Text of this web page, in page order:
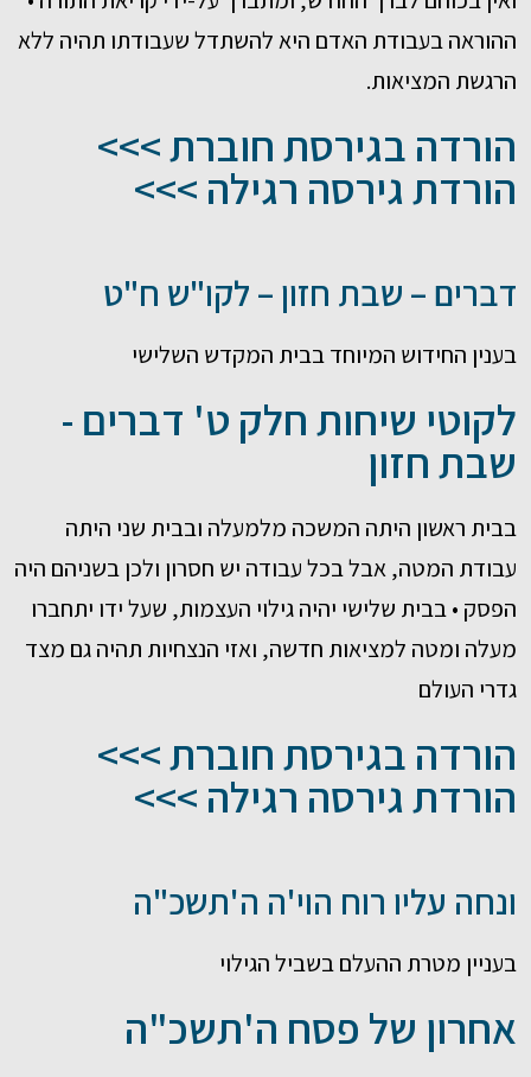
ההוראה בעבודת האדם היא להשתדל שעבודתו תהיה ללא
הרגשת המציאות.
הורדה בגירסת חוברת >>>
הורדת גירסה רגילה >>>
דברים – שבת חזון – לקו"ש ח"ט
בענין החידוש המיוחד בבית המקדש השלישי
לקוטי שיחות חלק ט' דברים -
שבת חזון
בבית ראשון היתה המשכה מלמעלה ובבית שני היתה
עבודת המטה, אבל בכל עבודה יש חסרון ולכן בשניהם היה
הפסק • בבית שלישי יהיה גילוי העצמות, שעל ידו יתחברו
מעלה ומטה למציאות חדשה, ואזי הנצחיות תהיה גם מצד
גדרי העולם
הורדה בגירסת חוברת >>>
הורדת גירסה רגילה >>>
ונחה עליו רוח הוי'ה ה'תשכ"ה
בעניין מטרת ההעלם בשביל הגילוי
אחרון של פסח ה'תשכ"ה